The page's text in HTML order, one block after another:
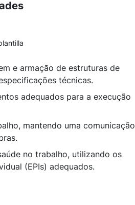
e armação de estruturas de
técnicas.
adequados para a execução
mantendo uma comunicação
no trabalho, utilizando os
(EPIs) adequados.